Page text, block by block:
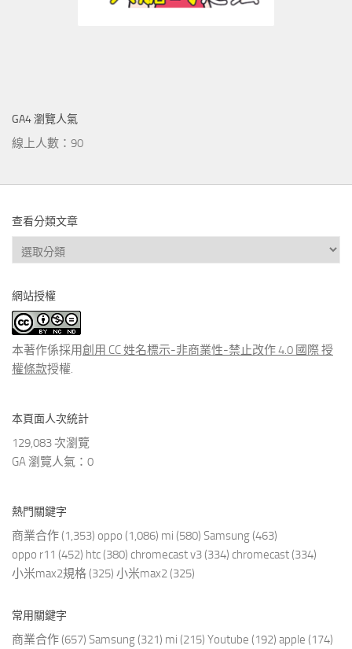
GA4 瀏覽人氣
線上人數：90
查看分類文章
查
看
類
文
章
網站授權
本著作係採用創用 CC 姓名標示-非商業性-禁止改作 4.0 國際 授
權條款授權.
本頁面人次統計
129,083 次瀏覽
GA 瀏覽人氣：0
熱門關鍵字
商業合作 (1,353) oppo (1,086) mi (580) Samsung (463)
oppo r11 (452) htc (380) chromecast v3 (334) chromecast (334)
小米max2規格 (325) 小米max2 (325)
常用關鍵字
商業合作 (657) Samsung (321) mi (215) Youtube (192) apple (174)